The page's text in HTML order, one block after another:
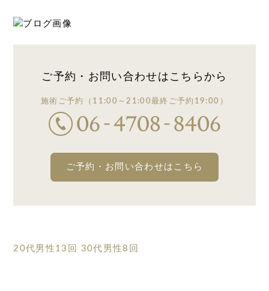
ご予約・お問い合わせはこちらから
施術ご予約 （11:00～21:00最終ご予約19:00）
ご予約・お問い合わせはこちら
20代男性13回 30代男性8回